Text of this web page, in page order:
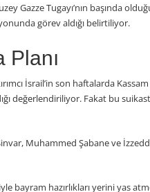
Gazze Tugayı’nın başında
görev aldığı belirtiliyor.
Planı
İsrail’in son haftalarda
değerlendiriliyor. Fakat bu
Muhammed Şabane ve
bayram hazırlıkları yerini yas